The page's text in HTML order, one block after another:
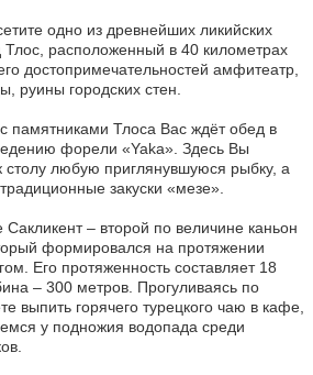
одно из древнейших ликийских
Тлос, расположенный в 40 километрах
достопримечательностей амфитеатр,
руины городских стен.
памятниками Тлоса Вас ждёт обед в
форели «Yaka». Здесь Вы
столу любую приглянувшуюся рыбку, а
закуски «мезе».
– второй по величине каньон
формировался на протяжении
Его протяженность составляет 18
– 300 метров. Прогуливаясь по
выпить горячего турецкого чаю в кафе,
у подножия водопада среди